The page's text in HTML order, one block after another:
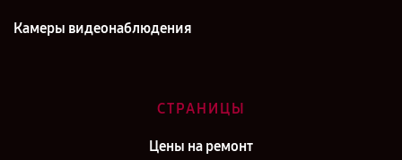
Камеры видеонаблюдения
СТРАНИЦЫ
Цены на ремонт